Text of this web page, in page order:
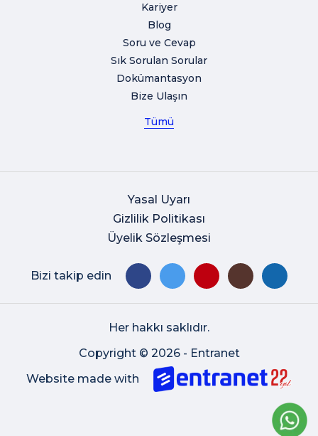
Kariyer
Blog
Soru ve Cevap
Sık Sorulan Sorular
Dokümantasyon
Bize Ulaşın
Tümü
Yasal Uyarı
Gizlilik Politikası
Üyelik Sözleşmesi
Bizi takip edin
Her hakkı saklıdır.
Copyright © 2026 - Entranet
Website made with